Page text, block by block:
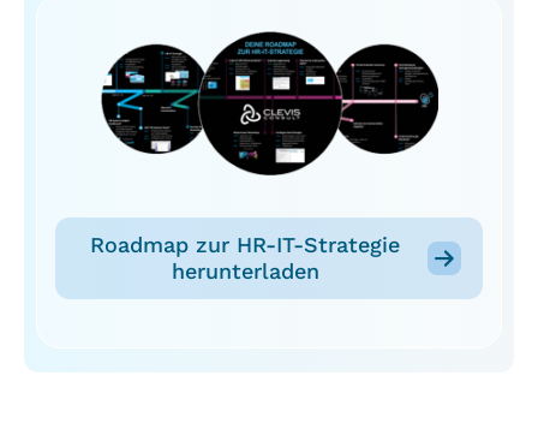
Roadmap zur HR-IT-Strategie
herunterladen